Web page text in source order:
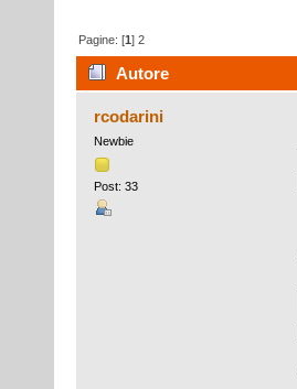
Pagine: [1]2
Autore
rcodarini
Newbie
Post: 33